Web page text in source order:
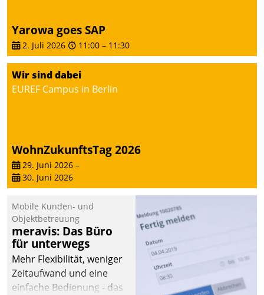
Yarowa goes SAP
2. Juli 2026 11:00 – 11:30
Wir sind dabei
EUREF Campus in Berlin
WohnZukunftsTag 2026
29. Juni 2026 –
30. Juni 2026
Mobile Kunden- und
Objektbetreuung
meravis: Das Büro
für unterwegs
Mehr Flexibilität, weniger
Zeitaufwand und eine
einfache Bedienung - das